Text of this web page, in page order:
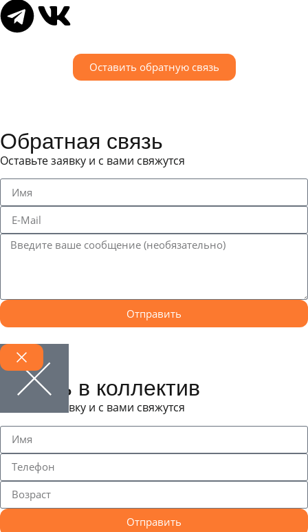
Оставить обратную связь
Обратная связь
Оставьте заявку и с вами свяжутся
Отправить
Запись в коллектив
Оставьте заявку и с вами свяжутся
Отправить